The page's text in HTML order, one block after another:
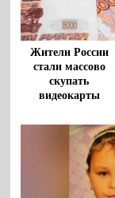
Жители России
стали массово
скупать
видеокарты